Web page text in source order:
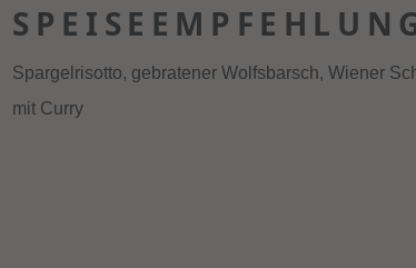
Spargelrisotto, gebratener Wolfsbarsch, Wiener
mit Curry